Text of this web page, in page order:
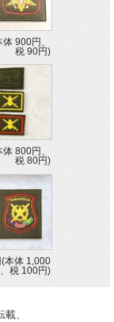
体 900円、
税 90円)
体 800円、
税 80円)
本体 1,000
税 100円)
、